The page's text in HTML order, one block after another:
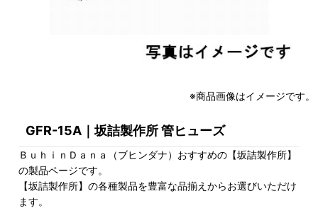
※商品画像はイメージです。
GFR-15A｜坂詰製作所 管ヒューズ
ＢｕｈｉｎＤａｎａ（ブヒンダナ）おすすめの【坂詰製作所】
の製品ページです。
【坂詰製作所】の各種製品を豊富な品揃えからお選びいただけ
ます。